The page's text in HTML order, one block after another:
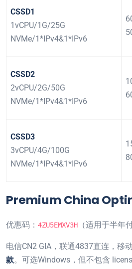
CSSD1
1vCPU/1G/25G
NVMe/1*IPv4&1*IPv6
CSSD2
2vCPU/2G/50G
NVMe/1*IPv4&1*IPv6
CSSD3
3vCPU/4G/100G
NVMe/1*IPv4&1*IPv6
Premium China
优惠码： 4ZU5EMXV3H （适用于半年
电信CN2 GIA，联通4837直连，移动
款。可选Windows，但不包含